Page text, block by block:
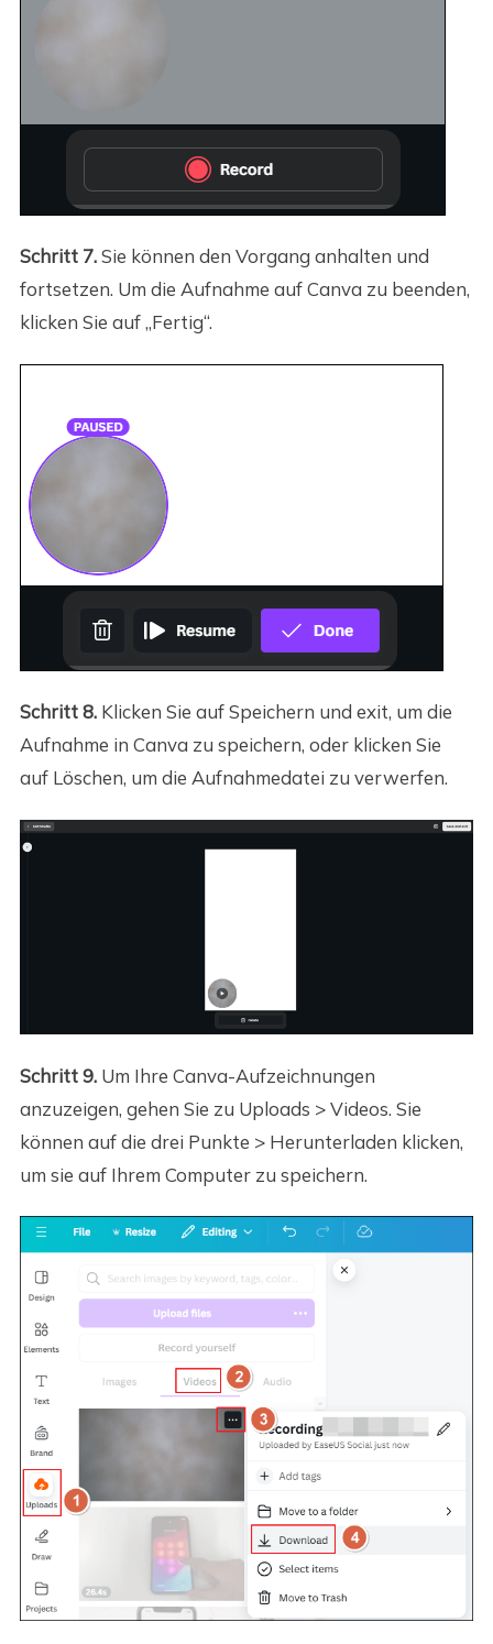
Schritt 7.Sie können den Vorgang anhalten und
fortsetzen. Um die Aufnahme auf Canva zu beenden,
klicken Sie auf „Fertig“.
Schritt 8.Klicken Sie auf Speichern und exit, um die
Aufnahme in Canva zu speichern, oder klicken Sie
auf Löschen, um die Aufnahmedatei zu verwerfen.
Schritt 9.Um Ihre Canva-Aufzeichnungen
anzuzeigen, gehen Sie zu Uploads > Videos. Sie
können auf die drei Punkte > Herunterladen klicken,
um sie auf Ihrem Computer zu speichern.